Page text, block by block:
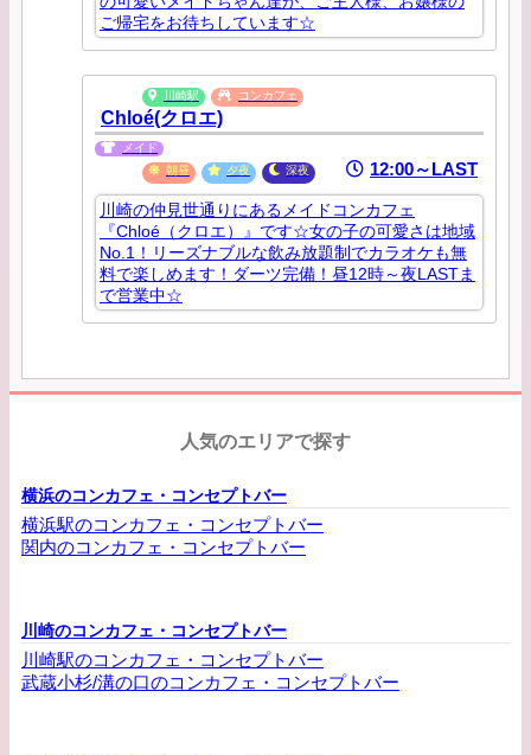
ご帰宅をお待ちしています☆
川崎駅 コンカフェ
Chloé(クロエ)
メイド
朝昼
夕夜 深夜 12:00～LAST
川崎の仲見世通りにあるメイドコンカフェ
『Chloé（クロエ）』です☆女の子の可愛さは地域
No.1！リーズナブルな飲み放題制でカラオケも無
料で楽しめます！ダーツ完備！昼12時～夜LASTま
で営業中☆
人気のエリアで探す
横浜のコンカフェ・コンセプトバー
横浜駅のコンカフェ・コンセプトバー
関内のコンカフェ・コンセプトバー
川崎のコンカフェ・コンセプトバー
川崎駅のコンカフェ・コンセプトバー
武蔵小杉/溝の口のコンカフェ・コンセプトバー